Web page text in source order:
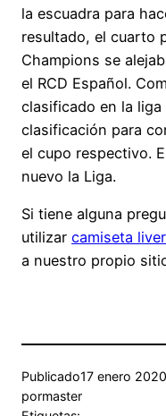
la escuadra para
resultado, el cuarto
Champions se
el RCD Español.
clasificado en la
clasificación para
el cupo respectivo.
nuevo la Liga.
Si tiene alguna
utilizar camiseta
a nuestro propio
Publicado17 enero 2020
pormaster